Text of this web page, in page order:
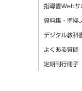
指導書Webサ
資料集・準拠
デジタル教科
よくある質問
定期刊行冊子